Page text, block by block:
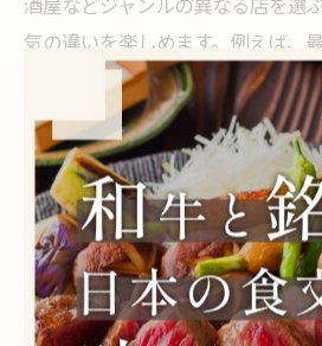
気の違いを楽しめます。例えば、
店舗で一杯、次にレモンサワーが
まむといった流れが人気です。
昼飲みをより快適に楽しむには、
トでの事前確認が重要です。特に
混雑しやすいため、早めの予約が
なります。また、店舗によっては
ル席、個室など設備が異なるため